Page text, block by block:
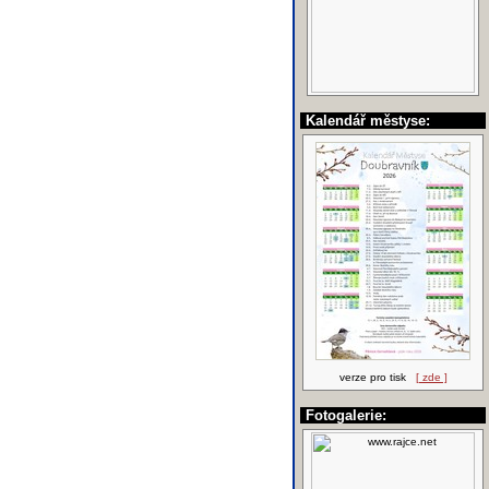
Kalendář městyse:
verze pro tisk [ zde ]
Fotogalerie: